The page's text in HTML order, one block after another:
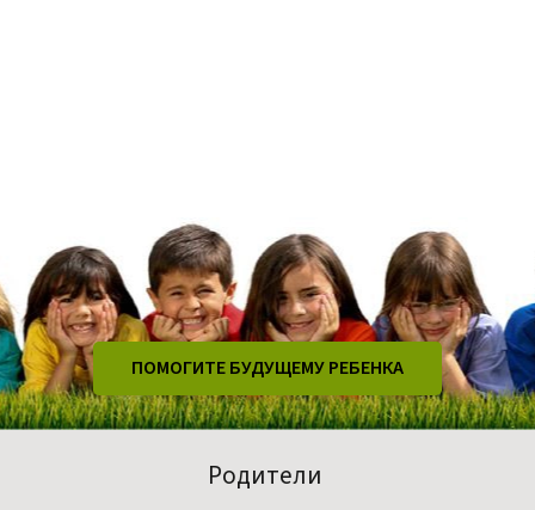
ПОМОГИТЕ БУДУЩЕМУ РЕБЕНКА
Родители